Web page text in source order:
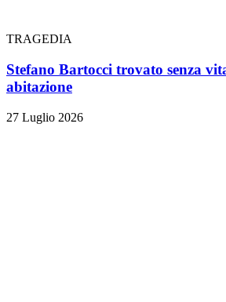
TRAGEDIA
Stefano Bartocci trovato senza
abitazione
27 Luglio 2026